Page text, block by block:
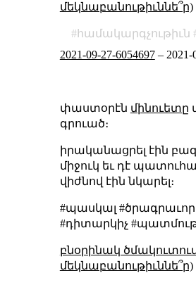
մեկնաբանութիւննե՞ր)
համակարգչութիւն
2021-09-27-6054697– 2021-
փաստօրէն մինուետը
գրուած։
իրականացրել էին
միջուկ եւ դէ
վիժնով էին նկարել։
#պասկալ
#դիտարկիչ
բնօրինակ
մեկնաբանութիւննե՞ր)